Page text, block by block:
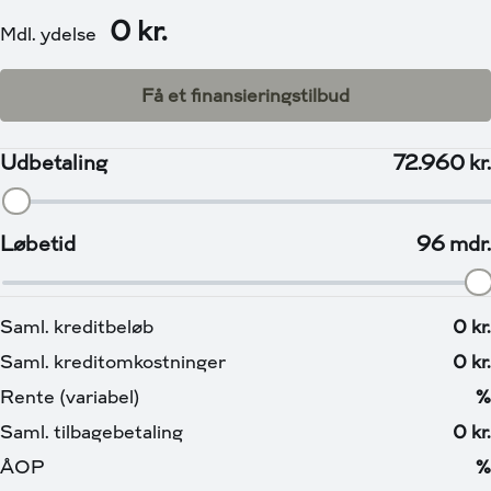
og cyklistgenkendelse, samt vejkrydsassistent,
Intelligent Forward Collision Warning, Elektrisk
parkeringsbremse med auto-hold, Intelligent
træthedsregistrering, Blind Spot Warning og Intelligent
Blind Spot Intervention, Vognbaneassistent (I-LI),
Skiltegenkendelse, Adaptivt lys med automatisk
niveauregulering , Sekventielle blinklys, for og bag,,
Mørktonede ruder (sideruder bag og bagrude), Super
UV og infrarød begrænsning i glas, LED forlygter med
auto on/off, LED kørelys med "Follow me home"
funktion, LED tågeforlygter, LED-tågebaglygte, LED
Vi har et af Danmarks største udvalg af brugte elbiler til
nogle af markedets mest attraktive priser. Som kunde i
Via Biler er du i trygge hænder, vi vejleder dig i alt fra køb
af bil og tilbehør, til valg af lade løsning, forsikring og
finansiering, og altid på nogle af markeds bedste vilkår.